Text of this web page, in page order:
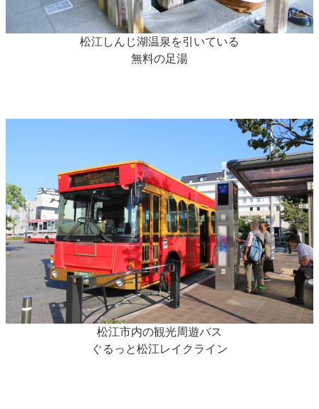
松江しんじ湖温泉を引いている
無料の足湯
松江市内の観光周遊バス
ぐるっと松江レイクライン